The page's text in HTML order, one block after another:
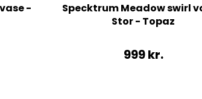
-
Specktrum Meadow swirl
Stor - Topaz
999kr.